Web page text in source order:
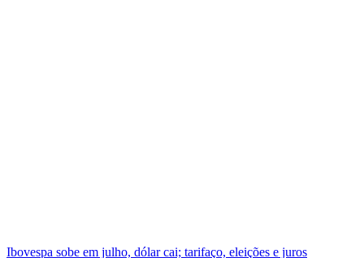
Ibovespa sobe em julho, dólar cai; tarifaço, eleições e juros